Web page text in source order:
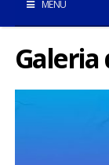
MENU
INÍCIO
POMBAL E
Galeria